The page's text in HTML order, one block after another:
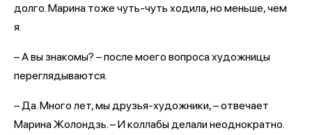
долго. Марина тоже чуть-чуть ходила, но меньше, чем
я.
– А вы знакомы? – после моего вопроса художницы
переглядываются.
– Да. Много лет, мы друзья-художники, – отвечает
Марина Жолондзь. – И коллабы делали неоднократно.